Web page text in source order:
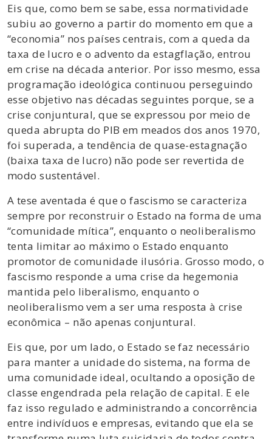
Eis que, como bem se sabe, essa normatividade
subiu ao governo a partir do momento em que a
“economia” nos países centrais, com a queda da
taxa de lucro e o advento da estagflação, entrou
em crise na década anterior. Por isso mesmo, essa
programação ideológica continuou perseguindo
esse objetivo nas décadas seguintes porque, se a
crise conjuntural, que se expressou por meio de
queda abrupta do PIB em meados dos anos 1970,
foi superada, a tendência de quase-estagnação
(baixa taxa de lucro) não pode ser revertida de
modo sustentável.
A tese aventada é que o fascismo se caracteriza
sempre por reconstruir o Estado na forma de uma
“comunidade mítica”, enquanto o neoliberalismo
tenta limitar ao máximo o Estado enquanto
promotor de comunidade ilusória. Grosso modo, o
fascismo responde a uma crise da hegemonia
mantida pelo liberalismo, enquanto o
neoliberalismo vem a ser uma resposta à crise
econômica – não apenas conjuntural.
Eis que, por um lado, o Estado se faz necessário
para manter a unidade do sistema, na forma de
uma comunidade ideal, ocultando a oposição de
classe engendrada pela relação de capital. E ele
faz isso regulado e administrando a concorrência
entre indivíduos e empresas, evitando que ela se